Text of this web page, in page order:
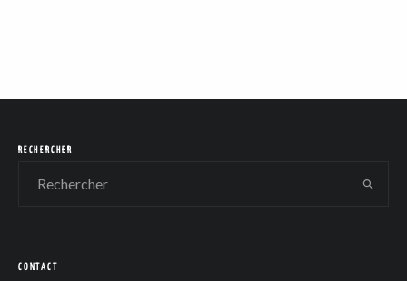
RECHERCHER
CONTACT